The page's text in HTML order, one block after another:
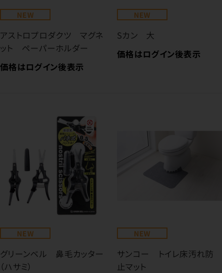
NEW
アストロプロダクツ マグネ
ット ペーパーホルダー
価格はログイン後表示
NEW
Sカン 大
価格はログイン後表示
NEW
グリーンベル 鼻毛カッター
（ハサミ）
NEW
サンコー トイレ床汚れ防
止マット